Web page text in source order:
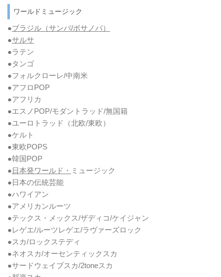
ワールドミュージック
●ブラジル（サンバ/ボサノバ）
●サルサ
●ラテン
●タンゴ
●フォルクローレ/中南米
●アフロPOP
●アフリカ
●エスノPOP/モダントラッド/無国籍
●ユーロトラッド（北欧/東欧）
●ケルト
●東欧POPS
●韓国POP
●日本発ワールド・ ミュージック
●日本の伝統芸能
●ハワイアン
●アメリカンルーツ
●テックス・メックス/ザディコ/ケイジャン
●レゲエ/ルーツレゲエ/ラヴァーズロック
●スカ/ロックステディ
●ネオスカ/オーセンティックスカ
●サードウェイブスカ/2toneスカ